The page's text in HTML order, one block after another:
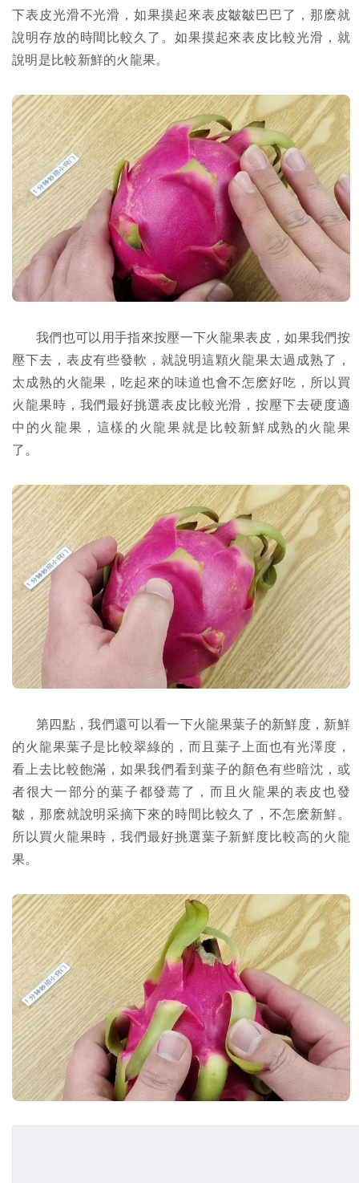
下表皮光滑不光滑，如果摸起來表皮皺皺巴巴了，那麽就
說明存放的時間比較久了。如果摸起來表皮比較光滑，就
說明是比較新鮮的火龍果。
我們也可以用手指來按壓一下火龍果表皮，如果我們按
壓下去，表皮有些發軟，就說明這顆火龍果太過成熟了，
太成熟的火龍果，吃起來的味道也會不怎麽好吃，所以買
火龍果時，我們最好挑選表皮比較光滑，按壓下去硬度適
中的火龍果，這樣的火龍果就是比較新鮮成熟的火龍果
了。
第四點，我們還可以看一下火龍果葉子的新鮮度，新鮮
的火龍果葉子是比較翠綠的，而且葉子上面也有光澤度，
看上去比較飽滿，如果我們看到葉子的顏色有些暗沈，或
者很大一部分的葉子都發蔫了，而且火龍果的表皮也發
皺，那麽就說明采摘下來的時間比較久了，不怎麽新鮮。
所以買火龍果時，我們最好挑選葉子新鮮度比較高的火龍
果。